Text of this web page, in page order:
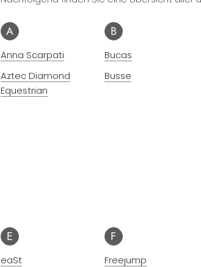
A
Anna Scarpati
Aztec Diamond
Equestrian
B
Bucas
Busse
E
eaSt
F
Freejump